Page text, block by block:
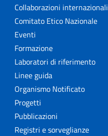
Collaborazioni internazionali
Comitato Etico Nazionale
Eventi
Formazione
Laboratori di riferimento
Linee guida
Organismo Notificato
Progetti
Pubblicazioni
Registri e sorveglianze